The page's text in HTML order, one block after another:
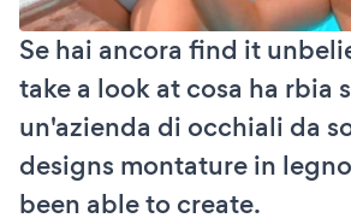
Se hai ancora find it
take a look at cosa ha rbia
un'azienda di occhiali da
designs montature in
been able to create.